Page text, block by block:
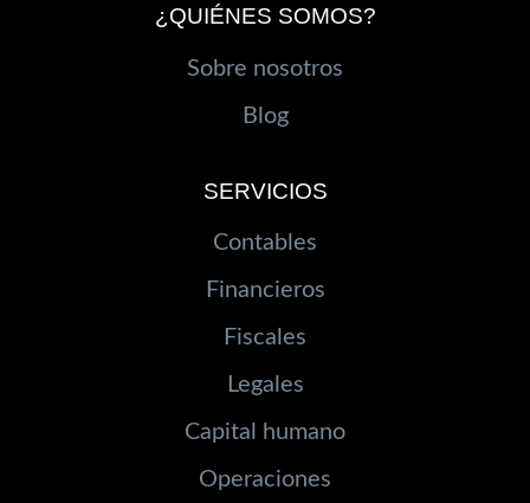
¿QUIÉNES SOMOS?
Sobre nosotros
Blog
SERVICIOS
Contables
Financieros
Fiscales
Legales
Capital humano
Operaciones